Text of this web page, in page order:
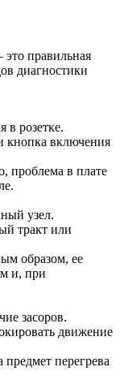
правильная
диагностики
в розетке.
кнопка включения
проблема в плате
узел.
тракт или
образом, ее
и, при
засоров.
движение
перегрева